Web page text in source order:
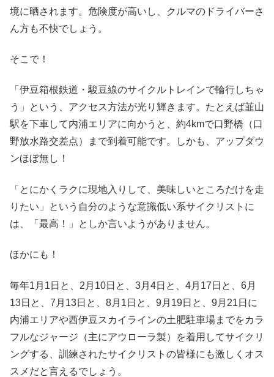
境に晒されます。危険度が高いし、クルマのドライバーさ
ん方も不快でしょう。
そこで！
「伊豆箱根鉄道・駿豆線のサイクルトレインで輪行しちゃ
う」という、アクセス方法が光り輝きます。たとえば韮山
駅を下車して内浦エリアに向かうと、約4kmで口野橋（口
野放水路交差点）まで到着可能です。しかも、アップダウ
ンほぼ無し！
「とにかくラクに現地入りして、美味しいところだけを走
りたい」という自分のような意識低い系サイクリストに
は、「最高！」としか言いようがありません。
ほかにも！
毎年1月1日と、2月10日と、3月4日と、4月17日と、6月
13日と、7月13日と、8月1日と、9月19日と、9月21日に
内浦エリアや西伊豆スカイラインの土肥駐車場までをカラ
フルなジャージ（主にアウローラ製）を着用してサイクリ
ングする、訓練されたサイクリストの皆様にも激しくオス
スメだと言えるでしょう。